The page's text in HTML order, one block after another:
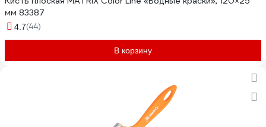
мм 83387
4.7(44)
В корзину